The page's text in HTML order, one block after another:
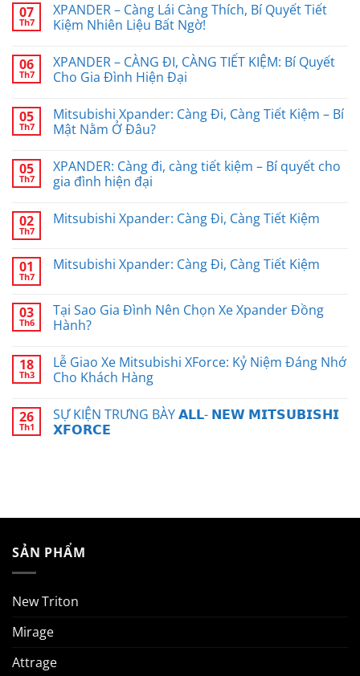
07
Th7
XPANDER – Càng Lái Càng Thích, Bí Quyết Tiết
Kiệm Nhiên Liệu Bất Ngờ!
06
Th7
XPANDER – CÀNG ĐI, CÀNG TIẾT KIỆM: Bí Quyết
Cho Gia Đình Hiện Đại
05
Th7
Mitsubishi Xpander: Càng Đi, Càng Tiết Kiệm – Bí
Mật Nằm Ở Đâu?
05
Th7
XPANDER: Càng đi, càng tiết kiệm – Bí quyết cho
gia đình hiện đại
02
Th7
Mitsubishi Xpander: Càng Đi, Càng Tiết Kiệm
01
Th7
Mitsubishi Xpander: Càng Đi, Càng Tiết Kiệm
03
Th6
Tại Sao Gia Đình Nên Chọn Xe Xpander Đồng
Hành?
18
Th3
Lễ Giao Xe Mitsubishi XForce: Kỷ Niệm Đáng Nhớ
Cho Khách Hàng
26
Th1
SỰ KIỆN TRƯNG BÀY 𝗔𝗟𝗟- 𝗡𝗘𝗪 𝗠𝗜𝗧𝗦𝗨𝗕𝗜𝗦𝗛𝗜
𝗫𝗙𝗢𝗥𝗖𝗘
SẢN PHẨM
New Triton
Mirage
Attrage